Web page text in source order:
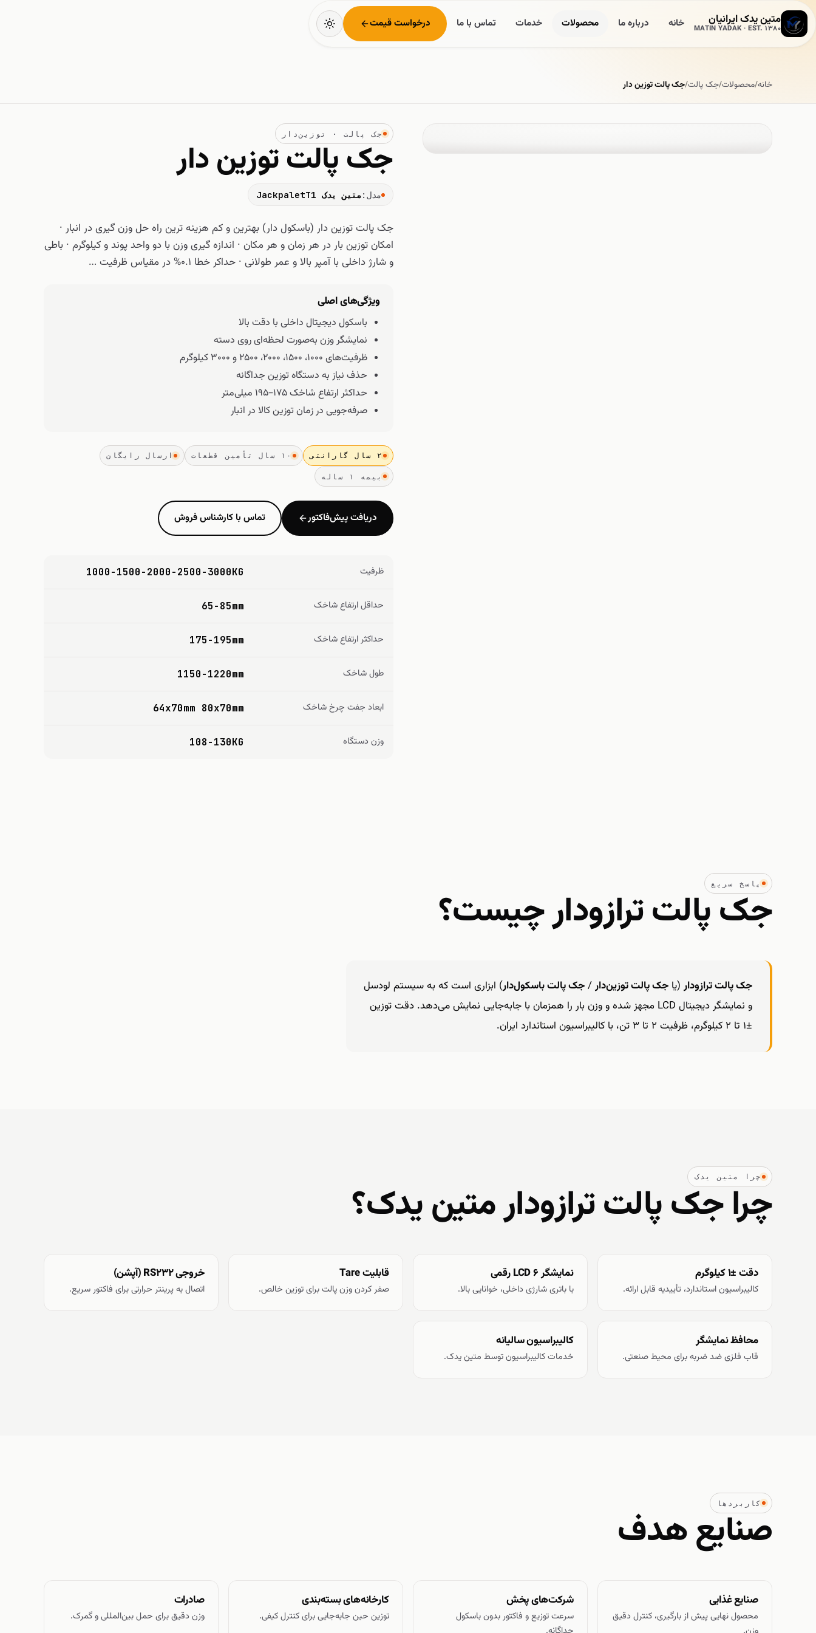
متین یدک ایرانیان
MATIN YADAK · EST. 1380 خانه درباره ما محصولات خدمات تماس با ما درخواست قیمت
خانه/محصولات/جک پالت/جک پالت توزین دار
جک پالت · توزین‌دار
جک پالت توزین دار
مدل:متین یدک JackpaletT1
جک پالت توزین دار (باسکول دار) بهترین و کم هزینه ترین راه حل وزن گیری در انبار ·
امکان توزین بار در هر زمان و هر مکان · اندازه گیری وزن با دو واحد پوند و کیلوگرم · باطی
و شارژ داخلی با آمپر بالا و عمر طولانی · حداکر خطا 0.1% در مقیاس ظرفیت …
ویژگی‌های اصلی
باسکول دیجیتال داخلی با دقت بالا
نمایشگر وزن به‌صورت لحظه‌ای روی دسته
ظرفیت‌های ۱۰۰۰، ۱۵۰۰، ۲۰۰۰، ۲۵۰۰ و ۳۰۰۰ کیلوگرم
حذف نیاز به دستگاه توزین جداگانه
حداکثر ارتفاع شاخک ۱۷۵–۱۹۵ میلی‌متر
صرفه‌جویی در زمان توزین کالا در انبار
۲ سال گارانتی ۱۰ سال تأمین قطعات ارسال رایگان
بیمه ۱ ساله
دریافت پیش‌فاکتور تماس با کارشناس فروش
ظرفیت 1000-1500-2000-2500-3000KG
حداقل ارتفاع شاخک 65-85mm
حداکثر ارتفاع شاخک 175-195mm
طول شاخک 1150-1220mm
ابعاد جفت چرخ شاخک 64x70mm 80x70mm
وزن دستگاه 108-130KG
پاسخ سریع
جک پالت ترازودار چیست؟
جک پالت ترازودار(یا جک پالت توزین‌دار/جک پالت باسکول‌دار) ابزاری است که به سیستم لودسل
و نمایشگر دیجیتال LCD مجهز شده و وزن بار را همزمان با جابه‌جایی نمایش می‌دهد. دقت توزین
±۱ تا ۲ کیلوگرم، ظرفیت ۲ تا ۳ تن، با کالیبراسیون استاندارد ایران.
چرا متین یدک
چرا جک پالت ترازودار متین یدک؟
دقت ±۱ کیلوگرم
کالیبراسیون استاندارد، تأییدیه قابل ارائه.
نمایشگر LCD ۶ رقمی
با باتری شارژی داخلی، خوانایی بالا.
قابلیت Tare
صفر کردن وزن پالت برای توزین خالص.
خروجی RS232 (آپشن)
اتصال به پرینتر حرارتی برای فاکتور سریع.
محافظ نمایشگر
قاب فلزی ضد ضربه برای محیط صنعتی.
کالیبراسیون سالیانه
خدمات کالیبراسیون توسط متین یدک.
کاربردها
صنایع هدف
صنایع غذایی
محصول نهایی پیش از بارگیری، کنترل دقیق
شرکت‌های پخش
سرعت توزیع و فاکتور بدون باسکول
کارخانه‌های بسته‌بندی
توزین حین جابه‌جایی برای کنترل کیفی.
صادرات
وزن دقیق برای حمل بین‌المللی و گمرک.